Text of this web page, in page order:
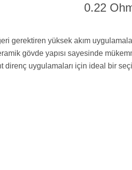
0.22
gerektiren yüksek akım
gövde yapısı sayesinde
direnç uygulamaları için ideal bir